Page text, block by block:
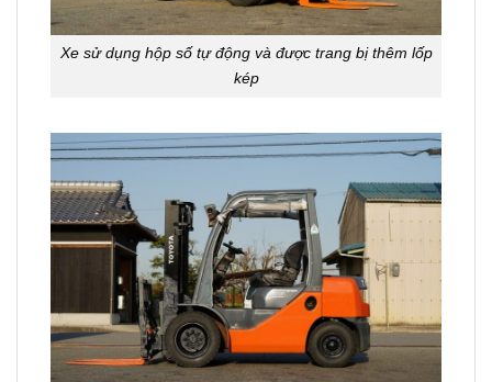
Xe sử dụng hộp số tự động và được trang bị thêm lốp
kép